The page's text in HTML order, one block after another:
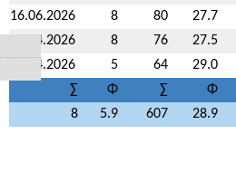
16.06.2026
8 80 27.7
28.04.2026
8 76 27.5
21.04.2026
5 64 29.0
∑
Φ ∑ Φ
8
5.9 607 28.9